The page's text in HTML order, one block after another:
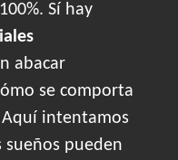
Sí hay
abacar
se comporta
Aquí intentamos
sueños pueden